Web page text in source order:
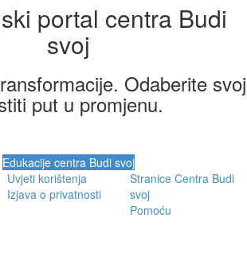
portal centra Budi
svoj
Odaberite svoj
put u promjenu.
Edukacije centra Budi svoj
Uvjeti korištenja
Izjava o privatnosti
Stranice Centra Budi
svoj
Pomoću